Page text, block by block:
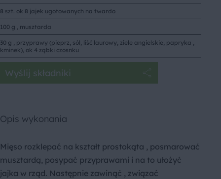
8 szt. ok 8 jajek ugotowanych na twardo
100 g , musztarda
30 g , przyprawy (pieprz, sól, liść laurowy, ziele angielskie, papryka ,
kminek), ok 4 ząbki czosnku
Wyślij składniki
Opis wykonania
Mięso rozklepać na kształt prostokąta , posmarować
musztardą, posypać przyprawami i na to ułożyć
jajka w rząd. Następnie zawinąć , związać